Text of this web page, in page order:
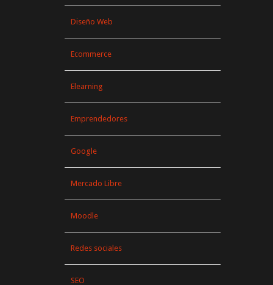
Diseño Web
Ecommerce
Elearning
Emprendedores
Google
Mercado Libre
Moodle
Redes sociales
SEO